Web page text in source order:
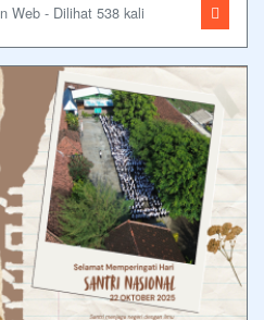
Web - Dilihat 538 kali